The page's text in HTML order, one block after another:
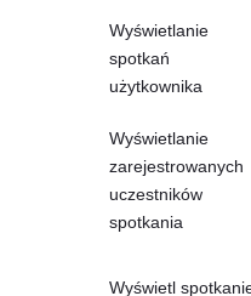
Wyświetlanie
spotkań
użytkownika
Wyświetlanie
zarejestrowanych
uczestników
spotkania
Wyświetl